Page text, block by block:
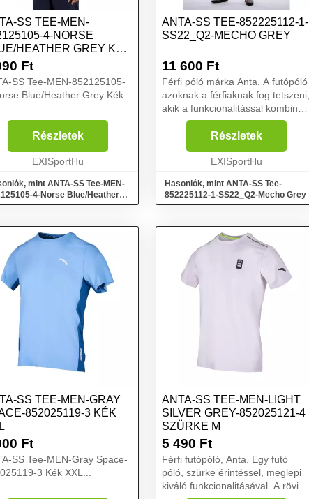
SS TEE-MEN-
4-NORSE
HEATHER GREY KÉK
Ft
SS Tee-MEN-852125105-
Blue/Heather Grey Kék
Részletek
EXISportHu
mint ANTA-SS Tee-MEN-
4-Norse Blue/Heather
Kék L
ANTA-SS TEE-852225112-1-
SS22_Q2-MECHO GREY
11 600 Ft
Férfi póló márka Anta. A futópóló
azoknak a férfiaknak fog tetszeni,
akik a funkcionalitással kombinált
minimalista megjelenést
részesítik előnyben. A futópóló a
sportteljesítmény támasza.
Légáteres...
Részletek
EXISportHu
Hasonlók, mint ANTA-SS Tee-
852225112-1-SS22_Q2-Mecho Grey
SS TEE-MEN-GRAY
852025119-3 KÉK
Ft
SS Tee-MEN-Gray Space-
3 Kék XXL...
ANTA-SS TEE-MEN-LIGHT
SILVER GREY-852025121-4
SZÜRKE M
5 490 Ft
Férfi futópóló, Anta. Egy futó
póló, szürke érintéssel, meglepi
kiváló funkcionalitásával. A rövid